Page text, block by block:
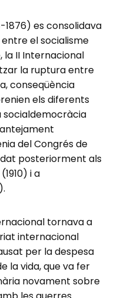
1876) es consolidava
el socialisme
la II Internacional
la ruptura entre
conseqüència
els diferents
socialdemocràcia
del Congrés de
posteriorment als
i a
tornava a
internacional
per la despesa
la vida, que va fer
novament sobre